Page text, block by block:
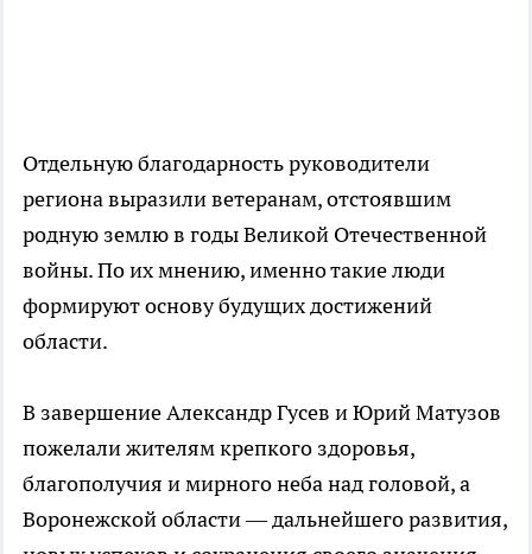
Отдельную благодарность руководители
региона выразили ветеранам, отстоявшим
родную землю в годы Великой Отечественной
войны. По их мнению, именно такие люди
формируют основу будущих достижений
области.
В завершение Александр Гусев и Юрий Матузов
пожелали жителям крепкого здоровья,
благополучия и мирного неба над головой, а
Воронежской области — дальнейшего развития,